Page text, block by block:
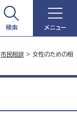
検索 メニュー
市民相談 > 女性のための相